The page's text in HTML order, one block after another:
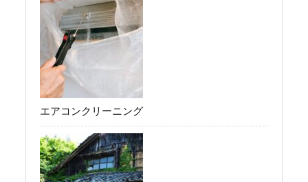
エアコンクリーニング